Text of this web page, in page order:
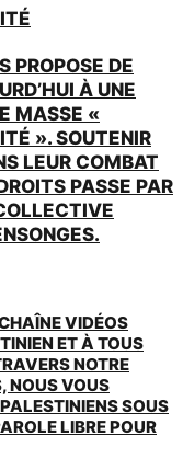
PROPOSE DE
À UNE
MASSE «
». SOUTENIR
LEUR COMBAT
PASSE PAR
VIDÉOS
ET À TOUS
NOTRE
NOUS VOUS
SOUS
LIBRE POUR